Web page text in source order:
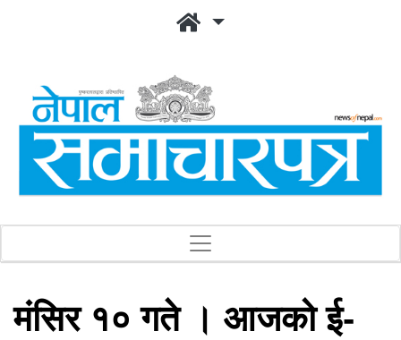
मंसिर १० गते । आजको ई-